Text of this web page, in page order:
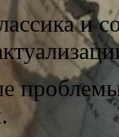
и